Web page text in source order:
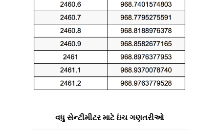
વધુ સેન્ટીમીટર માટે ઇંચ ગણતરીઓ